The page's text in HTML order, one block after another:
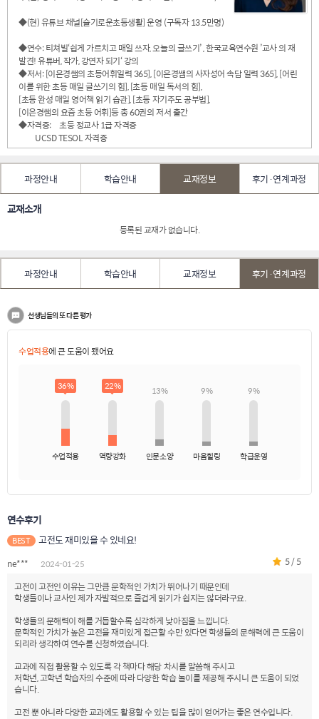
◆(현) 유튜브 채널[슬기로운초등생활] 운영 (구독자 13.5만명)
◆연수: 티쳐빌‘쉽게 가르치고 매일 쓰자, 오늘의 글쓰기’ , 한국교육연수원 ’교사 의 재
발견! 유튜버, 작가, 강연자 되기‘ 강의
◆저서: [이은경쌤의 초등어휘일력 365], [이은경쌤의 사자성어 속담 일력 365], [어린
이를 위한 초등 매일 글쓰기의 힘], [초등 매일 독서의 힘],
[초등 완성 매일 영어책 읽기 습관], [초등 자기주도 공부법],
[이은경쌤의 요즘 초등 어휘]등 총 60권의 저서 출간
◆자격증: 초등 정교사 1급 자격증
UCSD TESOL 자격증
과정안내 학습안내 교재정보 후기·연계과정
교재소개
등록된 교재가 없습니다.
과정안내 학습안내 교재정보 후기·연계과정
선생님들의 또 다른 평가
수업적용에 큰 도움이 됐어요
36%
수업적용
22%
역량강화
13%
인문소양
9%
마음힐링
9%
학급운영
연수후기
BEST 고전도 재미있을 수 있네요!
ne*** 2024-01-25
5 / 5
고전이 고전인 이유는 그만큼 문학적인 가치가 뛰어나기 때문인데
학생들이나 교사인 제가 자발적으로 즐겁게 읽기가 쉽지는 않더라구요.
학생들의 문해력이 해를 거듭할수록 심각하게 낮아짐을 느낍니다.
문학적인 가치가 높은 고전을 재미있게 접근할 수만 있다면 학생들의 문해력에 큰 도움이
되리라 생각하여 연수를 신청하였습니다.
교과에 직접 활용할 수 있도록 각 책마다 해당 차시를 말씀해 주시고
저학년, 고학년 학습자의 수준에 따라 다양한 학습 놀이를 제공해 주시니 큰 도움이 되었
습니다.
고전 뿐 아니라 다양한 교과에도 활용할 수 있는 팁을 많이 얻어가는 좋은 연수입니다.